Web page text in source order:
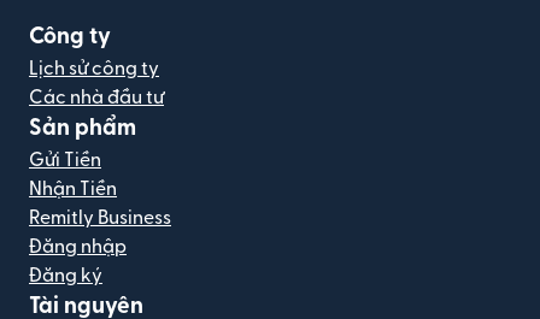
Công ty
Lịch sử công ty
Các nhà đầu tư
Sản phẩm
Gửi Tiền
Nhận Tiền
Remitly Business
Đăng nhập
Đăng ký
Tài nguyên